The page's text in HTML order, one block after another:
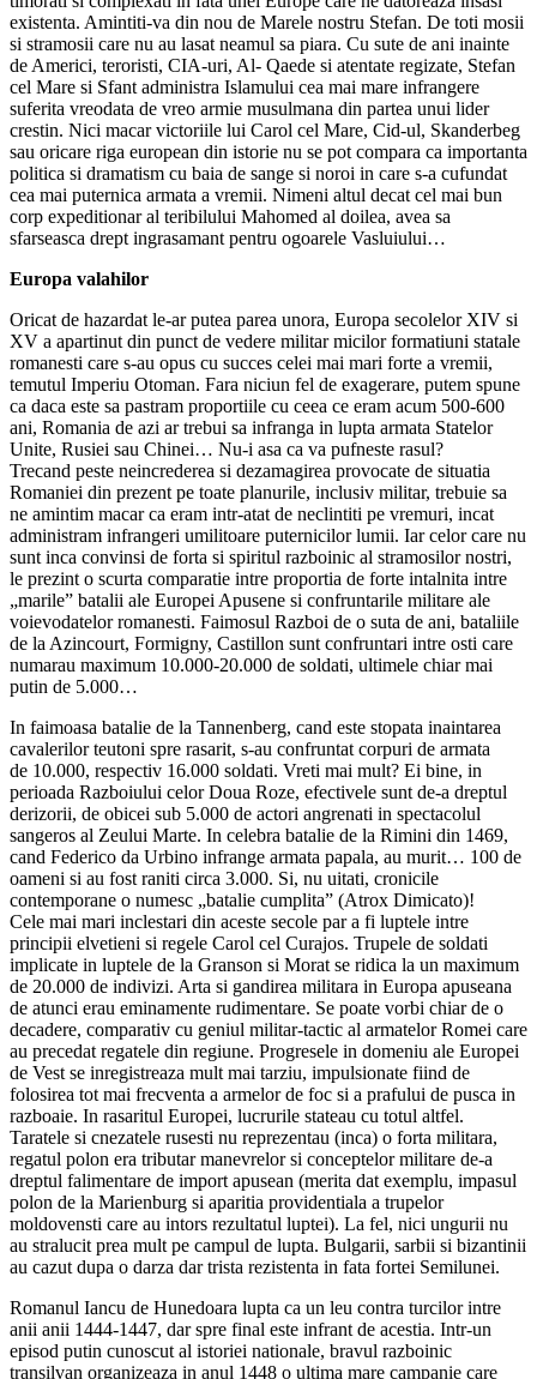
existenta. Amintiti-va din nou de Marele nostru Stefan. De toti mosii
si stramosii care nu au lasat neamul sa piara. Cu sute de ani inainte
de Americi, teroristi, CIA-uri, Al- Qaede si atentate regizate, Stefan
cel Mare si Sfant administra Islamului cea mai mare infrangere
suferita vreodata de vreo armie musulmana din partea unui lider
crestin. Nici macar victoriile lui Carol cel Mare, Cid-ul, Skanderbeg
sau oricare riga european din istorie nu se pot compara ca importanta
politica si dramatism cu baia de sange si noroi in care s-a cufundat
cea mai puternica armata a vremii. Nimeni altul decat cel mai bun
corp expeditionar al teribilului Mahomed al doilea, avea sa
sfarseasca drept ingrasamant pentru ogoarele Vasluiului…
Europa valahilor
Oricat de hazardat le-ar putea parea unora, Europa secolelor XIV si
XV a apartinut din punct de vedere militar micilor formatiuni statale
romanesti care s-au opus cu succes celei mai mari forte a vremii,
temutul Imperiu Otoman. Fara niciun fel de exagerare, putem spune
ca daca este sa pastram proportiile cu ceea ce eram acum 500-600
ani, Romania de azi ar trebui sa infranga in lupta armata Statelor
Unite, Rusiei sau Chinei… Nu-i asa ca va pufneste rasul?
Trecand peste neincrederea si dezamagirea provocate de situatia
Romaniei din prezent pe toate planurile, inclusiv militar, trebuie sa
ne amintim macar ca eram intr-atat de neclintiti pe vremuri, incat
administram infrangeri umilitoare puternicilor lumii. Iar celor care nu
sunt inca convinsi de forta si spiritul razboinic al stramosilor nostri,
le prezint o scurta comparatie intre proportia de forte intalnita intre
„marile” batalii ale Europei Apusene si confruntarile militare ale
voievodatelor romanesti. Faimosul Razboi de o suta de ani, bataliile
de la Azincourt, Formigny, Castillon sunt confruntari intre osti care
numarau maximum 10.000-20.000 de soldati, ultimele chiar mai
putin de 5.000…
In faimoasa batalie de la Tannenberg, cand este stopata inaintarea
cavalerilor teutoni spre rasarit, s-au confruntat corpuri de armata
de 10.000, respectiv 16.000 soldati. Vreti mai mult? Ei bine, in
perioada Razboiului celor Doua Roze, efectivele sunt de-a dreptul
derizorii, de obicei sub 5.000 de actori angrenati in spectacolul
sangeros al Zeului Marte. In celebra batalie de la Rimini din 1469,
cand Federico da Urbino infrange armata papala, au murit… 100 de
oameni si au fost raniti circa 3.000. Si, nu uitati, cronicile
contemporane o numesc „batalie cumplita” (Atrox Dimicato)!
Cele mai mari inclestari din aceste secole par a fi luptele intre
principii elvetieni si regele Carol cel Curajos. Trupele de soldati
implicate in luptele de la Granson si Morat se ridica la un maximum
de 20.000 de indivizi. Arta si gandirea militara in Europa apuseana
de atunci erau eminamente rudimentare. Se poate vorbi chiar de o
decadere, comparativ cu geniul militar-tactic al armatelor Romei care
au precedat regatele din regiune. Progresele in domeniu ale Europei
de Vest se inregistreaza mult mai tarziu, impulsionate fiind de
folosirea tot mai frecventa a armelor de foc si a prafului de pusca in
razboaie. In rasaritul Europei, lucrurile stateau cu totul altfel.
Taratele si cnezatele rusesti nu reprezentau (inca) o forta militara,
regatul polon era tributar manevrelor si conceptelor militare de-a
dreptul falimentare de import apusean (merita dat exemplu, impasul
polon de la Marienburg si aparitia providentiala a trupelor
moldovensti care au intors rezultatul luptei). La fel, nici ungurii nu
au stralucit prea mult pe campul de lupta. Bulgarii, sarbii si bizantinii
au cazut dupa o darza dar trista rezistenta in fata fortei Semilunei.
Romanul Iancu de Hunedoara lupta ca un leu contra turcilor intre
anii anii 1444-1447, dar spre final este infrant de acestia. Intr-un
episod putin cunoscut al istoriei nationale, bravul razboinic
transilvan organizeaza in anul 1448 o ultima mare campanie care